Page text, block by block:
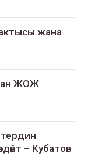
жана
ЖОЖ
– Кубатов